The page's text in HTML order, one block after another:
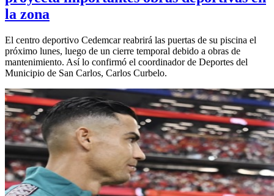
la zona
El centro deportivo Cedemcar reabrirá las puertas de su piscina el
próximo lunes, luego de un cierre temporal debido a obras de
mantenimiento. Así lo confirmó el coordinador de Deportes del
Municipio de San Carlos, Carlos Curbelo.